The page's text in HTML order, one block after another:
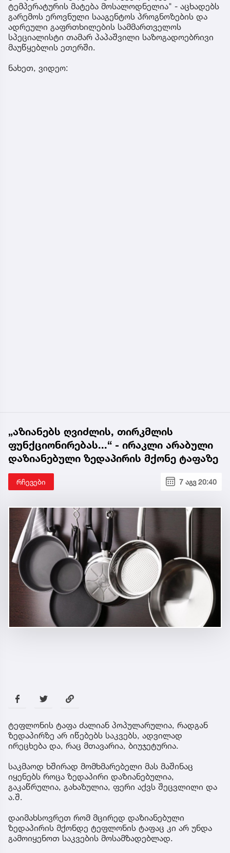
ტემპერატურის მატება მოსალოდნელია" - აცხადებს
გარემოს ეროვნული სააგენტოს პროგნოზების და
ადრეული გაფრთხილების სამმართველოს
სპეციალისტი თამარ პაპაშვილი საზოგადოებრივი
მაუწყებლის ეთერში.
ნახეთ, ვიდეო:
„აზიანებს ღვიძლის, თირკმლის
ფუნქციონირებას...“ - ირაკლი არაბული
დაზიანებული ზედაპირის მქონე ტაფაზე
რჩევები 7 აგვ 20:40
ტეფლონის ტაფა ძალიან პოპულარულია, რადგან
ზედაპირზე არ იწებებს საკვებს, ადვილად
ირეცხება და, რაც მთავარია, ბიუჯეტურია.
საკმაოდ ხშირად მომხმარებელი მას მაშინაც
იყენებს როცა ზედაპირი დაზიანებულია,
გაკაწრულია, გახაზულია, ფერი აქვს შეცვლილი და
ა.შ.
დაიმახსოვრეთ რომ მცირედ დაზიანებული
ზედაპირის მქონდე ტეფლონის ტაფაც კი არ უნდა
გამოიყენოთ საკვების მოსამზადებლად.